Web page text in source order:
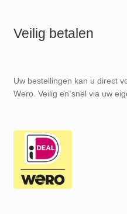
Veilig betalen
Uw bestellingen kan u direct
Wero. Veilig en snel via uw